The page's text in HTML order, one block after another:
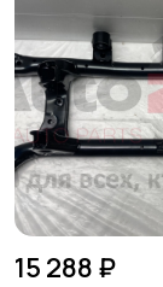
15 288 ₽